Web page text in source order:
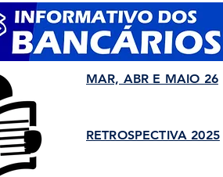
MAR, ABR E MAIO 26
RETROSPECTIVA 2025